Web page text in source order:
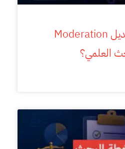
ما هو تحليل التعديل Moderation